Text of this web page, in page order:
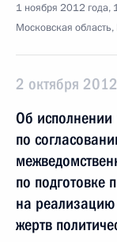
1 ноября 2012 года,
Московская
2 октября
Об исполнении
по
по подготовке
на
жертв